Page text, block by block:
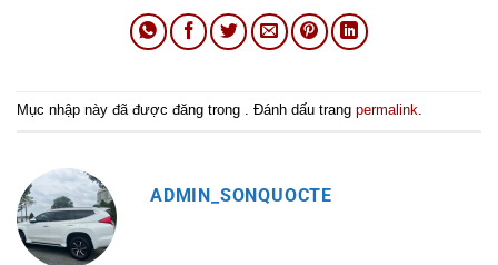
Mục nhập này đã được đăng trong . Đánh dấu trang permalink.
ADMIN_SONQUOCTE